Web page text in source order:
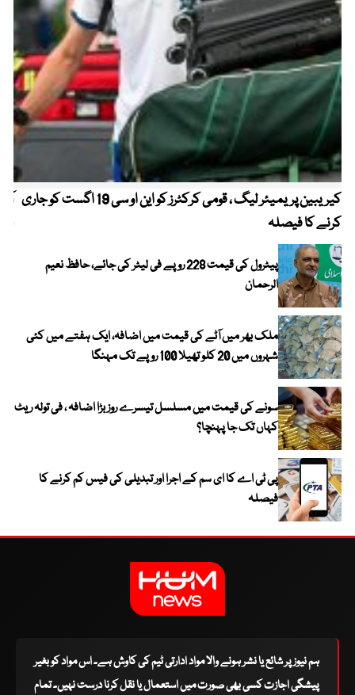
کیریبین پریمیئر لیگ ، قومی کرکٹرز کو این او سی 19 اگست کو جاری
کرنے کا فیصلہ
پیٹرول کی قیمت 228 روپے فی لیٹر کی جائے، حافظ نعیم
الرحمان
ملک بھر میں آٹے کی قیمت میں اضافہ، ایک ہفتے میں کئی
شہروں میں 20 کلو تھیلا 100 روپے تک مہنگا
سونے کی قیمت میں مسلسل تیسرے روز بڑا اضافہ ، فی تولہ ریٹ
کہاں تک جا پہنچا؟
پی ٹی اے کا ای سم کے اجرا اور تبدیلی کی فیس کم کرنے کا
فیصلہ
ہم نیوز پر شائع یا نشر ہونے والا مواد ادارتی ٹیم کی کاوش ہے۔ اس مواد کو بغیر
پیشگی اجازت کسی بھی صورت میں استعمال یا نقل کرنا درست نہیں۔ تمام